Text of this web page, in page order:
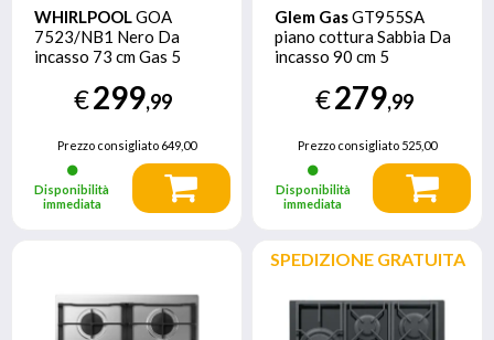
WHIRLPOOLGOA
7523/NB1 Nero Da
incasso 73 cm Gas 5
€299,99
Prezzo consigliato649,00
Disponibilità
immediata
Glem GasGT955SA
piano cottura Sabbia Da
incasso 90 cm 5
€279,99
Prezzo consigliato 525,00
Disponibilità
immediata
SPEDIZIONE GRATUITA